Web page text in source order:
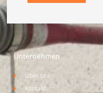
Unternehmen
Über uns
Kontakt